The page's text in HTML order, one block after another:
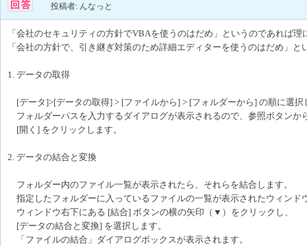
投稿者: んなっと
「会社のセキュリティの方針でVBAを使うのはだめ」というのであれば理
「会社の方針で、引き継ぎ対策のため詳細エディターを使うのはだめ」
1. データの取得
[データ]>[データの取得] > [ファイルから] > [フォルダーから] の順に選択
フォルダーパスを入力するダイアログが表示されるので、参照ボタンか
[開く] をクリックします。
2. データの結合と変換
フォルダー内のファイル一覧が表示されたら、それらを結合します。
指定したフォルダーに入っているファイルの一覧が表示されたウィンド
ウィンドウ右下にある [結合] ボタンの横の矢印（▼）をクリックし、
[データの結合と変換] を選択します。
「ファイルの結合」ダイアログボックスが表示されます。